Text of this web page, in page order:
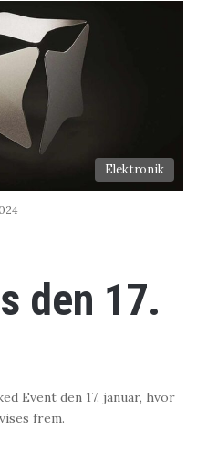
Elektronik
den 17.
Event den 17. januar, hvor
frem.